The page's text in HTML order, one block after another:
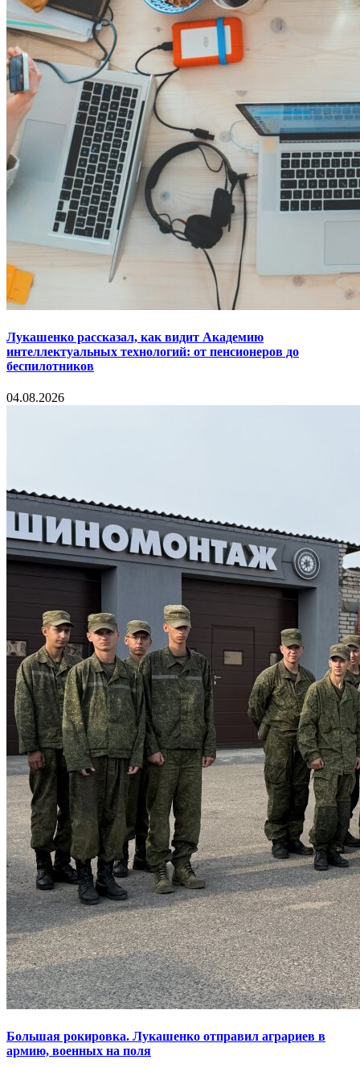
Лукашенко рассказал, как видит Академию
интеллектуальных технологий: от пенсионеров до
беспилотников
04.08.2026
Большая рокировка. Лукашенко отправил аграриев в
армию, военных на поля